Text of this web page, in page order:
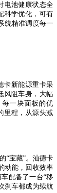
电池健康状态全
科学优化，可有
统精准调度每一
卡新能源重卡采
风阻车身，大幅
每一块面板的优
里程，从源头减
“宝藏”。汕德卡
动能，回收效率
配备了一台“移
刹车都成为续航